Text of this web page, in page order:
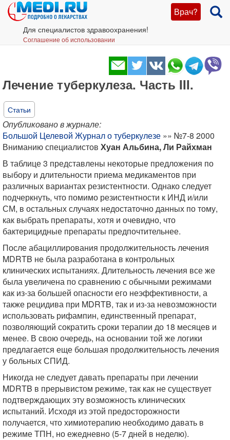
Врач?
Для специалистов здравоохранения!
Соглашение об использовании
Лечение туберкулеза. Часть III.
Статьи
Опубликовано в журнале:
Большой Целевой Журнал о туберкулезе »» №7-8 2000
Вниманию специалистов Хуан Альбина, Ли Райхман
В таблице 3 представлены некоторые предложения по
выбору и длительности приема медикаментов при
различных вариантах резистентности. Однако следует
подчеркнуть, что помимо резистентности к ИНД и/или
СМ, в остальных случаях недостаточно данных по тому,
как выбрать препараты, хотя и очевидно, что
бактерицидные препараты предпочтительнее.
После абациллирования продолжительность лечения
MDRTB не была разработана в контрольных
клинических испытаниях. Длительность лечения все же
была увеличена по сравнению с обычными режимами
как из-за большей опасности его неэффективности, а
также рецидива при MDRTB, так и из-за невозможности
использовать рифампин, единственный препарат,
позволяющий сократить сроки терапии до 18 месяцев и
менее. В свою очередь, на основании той же логики
предлагается еще большая продолжительность лечения
у больных СПИД.
Никогда не следует давать препараты при лечении
MDRTB в прерывистом режиме, так как не существует
подтверждающих эту возможность клинических
испытаний. Исходя из этой предосторожности
получается, что химиотерапию необходимо давать в
режиме ТПН, но ежедневно (5-7 дней в неделю).